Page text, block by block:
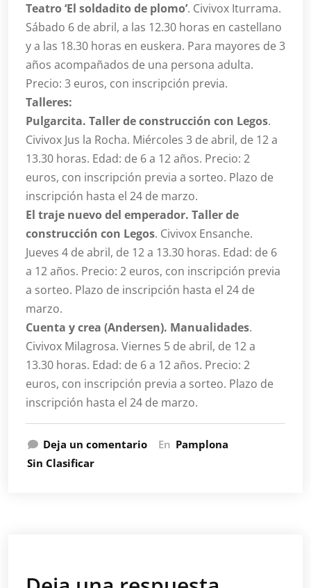
Teatro ‘El soldadito de plomo’. Civivox Iturrama.
Sábado 6 de abril, a las 12.30 horas en castellano
y a las 18.30 horas en euskera. Para mayores de 3
años acompañados de una persona adulta.
Precio: 3 euros, con inscripción previa.
Talleres:
Pulgarcita. Taller de construcción con Legos.
Civivox Jus la Rocha. Miércoles 3 de abril, de 12 a
13.30 horas. Edad: de 6 a 12 años. Precio: 2
euros, con inscripción previa a sorteo. Plazo de
inscripción hasta el 24 de marzo.
El traje nuevo del emperador. Taller de
construcción con Legos. Civivox Ensanche.
Jueves 4 de abril, de 12 a 13.30 horas. Edad: de 6
a 12 años. Precio: 2 euros, con inscripción previa
a sorteo. Plazo de inscripción hasta el 24 de
marzo.
Cuenta y crea (Andersen). Manualidades.
Civivox Milagrosa. Viernes 5 de abril, de 12 a
13.30 horas. Edad: de 6 a 12 años. Precio: 2
euros, con inscripción previa a sorteo. Plazo de
inscripción hasta el 24 de marzo.
Deja un comentario En Pamplona
Sin Clasificar